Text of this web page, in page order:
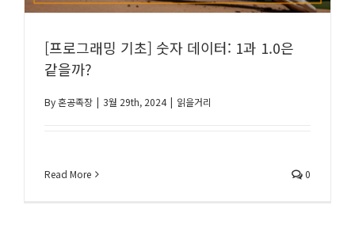
[프로그래밍 기초] 숫자 데이터: 1과 1.0은
같을까?
By혼공족장 | 3월 29th, 2024 | 읽을거리
Read More 0